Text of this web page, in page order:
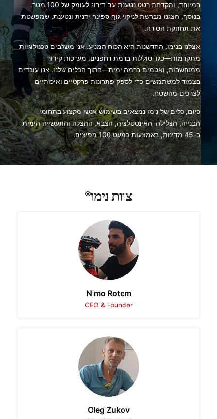
במיוחד, ומקדחת רטט נטענת עם דירוג לעומק של 100 מטר.
בנוסף, הצגנו מברשת לניקוי גוף ספינה ידנית ונטענת, שמפשטת
את תחזוקת הסירה.
אצלנו בנימו, החדשנות היא הכוח המניע. אנו משלבים טכנולוגיות
מתקדמות—כגון סוללות ברמת רחפנים, מערכות קירור
ממוחשבות, ואטמים ברמה ימית—בתוך הכלים שלנו. אנו עובדים
בצמוד למשתמשים כדי לספק פתרונות פרקטיים ואיכותיים
לצרכים מהשטח.
כיום, כלים של נימו נמצאים בשימוש אנשי מקצוע בתחומי
הבנייה, הצלילה, האינסטלציה, הצבא, ההצלה והתעשייה הימית
ב-45 מדינות, באמצעות כמעט 100 מפיצים.
צוות נימו®
Nimo Rotem
CEO & Founder
Oleg Zukov